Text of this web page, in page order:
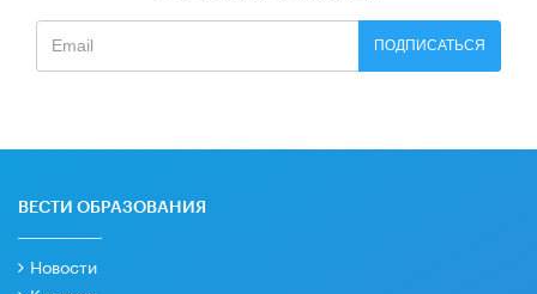
ПОДПИСАТЬСЯ
ВЕСТИ ОБРАЗОВАНИЯ
Новости